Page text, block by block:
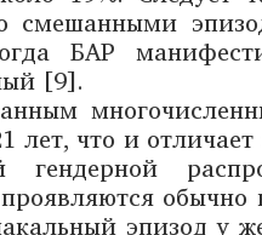
смешанными
БАР
[9].
лет, что и
гендерной
эпизод у